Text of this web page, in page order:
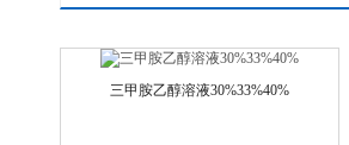
三甲胺乙醇溶液30%33%40%